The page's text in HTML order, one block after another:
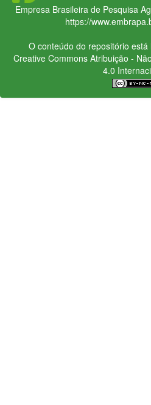
Empresa Brasileira de Pesquisa
https://
O conteúdo do repositório
Creative CommonsAtribuição -
4.0